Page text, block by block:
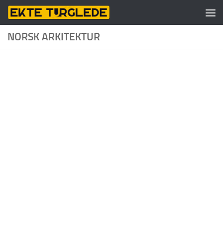
Skip to content
NORSK ARKITEKTUR